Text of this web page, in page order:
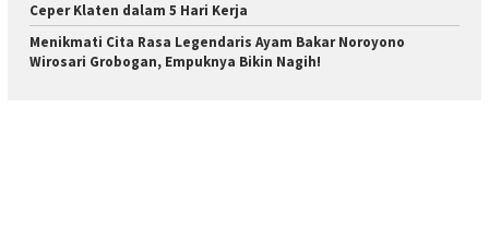
Ceper Klaten dalam 5 Hari Kerja
Menikmati Cita Rasa Legendaris Ayam Bakar Noroyono
Wirosari Grobogan, Empuknya Bikin Nagih!